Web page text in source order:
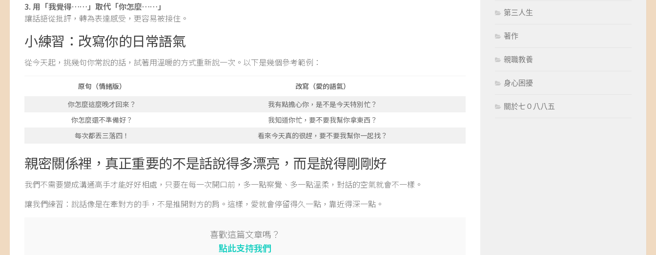
3. 用「我覺得……」取代「你怎麼……」
讓話語從批評，轉為表達感受，更容易被接住。
小練習：改寫你的日常語氣
從今天起，挑幾句你常說的話，試著用溫暖的方式重新說一次。以下是幾個參考範例：
原句（情緒版）
改寫（愛的語氣）
你怎麼這麼晚才回來？
我有點擔心你，是不是今天特別忙？
你怎麼還不準備好？
我知道你忙，要不要我幫你拿東西？
每次都丟三落四！
看來今天真的很趕，要不要我幫你一起找？
親密關係裡，真正重要的不是話說得多漂亮，而是說得剛剛好
我們不需要變成溝通高手才能好好相處，只要在每一次開口前，多一點察覺、多一點溫柔，對話的空氣就會不一樣。
讓我們練習：說話像是在牽對方的手，不是推開對方的肩。這樣，愛就會停留得久一點，靠近得深一點。
喜歡這篇文章嗎？
點此支持我們
第三人生
著作
親職教養
身心困擾
關於七０八八五